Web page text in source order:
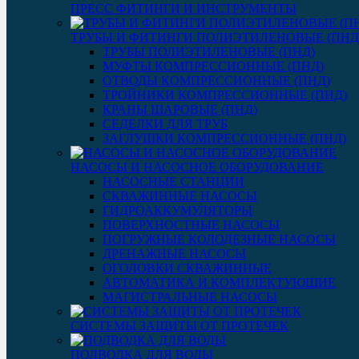
ПРЕСС ФИТИНГИ И ИНСТРУМЕНТЫ
ТРУБЫ И ФИТИНГИ ПОЛИЭТИЛЕНОВЫЕ
ТРУБЫ ПОЛИЭТИЛЕНОВЫЕ (ПНД)
МУФТЫ КОМПРЕССИОННЫЕ (ПНД)
ОТВОДЫ КОМПРЕССИОННЫЕ (ПНД)
ТРОЙНИКИ КОМПРЕССИОННЫЕ (ПНД)
КРАНЫ ШАРОВЫЕ (ПНД)
СЕДЕЛКИ ДЛЯ ТРУБ
ЗАГЛУШКИ КОМПРЕССИОННЫЕ (ПНД)
НАСОСЫ И НАСОСНОЕ ОБОРУДОВАНИЕ
НАСОСНЫЕ СТАНЦИИ
СКВАЖИННЫЕ НАСОСЫ
ГИДРОАККУМУЛЯТОРЫ
ПОВЕРХНОСТНЫЕ НАСОСЫ
ПОГРУЖНЫЕ КОЛОДЕЗНЫЕ НАСОСЫ
ДРЕНАЖНЫЕ НАСОСЫ
ОГОЛОВКИ СКВАЖИННЫЕ
АВТОМАТИКА И КОМПЛЕКТУЮЩИЕ
МАГИСТРАЛЬНЫЕ НАСОСЫ
СИСТЕМЫ ЗАЩИТЫ ОТ ПРОТЕЧЕК
ПОДВОДКА ДЛЯ ВОДЫ